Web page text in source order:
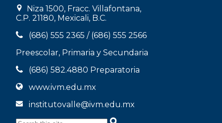
Niza 1500, Fracc. Villafontana,
C.P. 21180, Mexicali, B.C.
(686) 555 2365 / (686) 555 2566
Preescolar, Primaria y Secundaria
(686) 582.4880 Preparatoria
www.ivm.edu.mx
institutovalle@ivm.edu.mx